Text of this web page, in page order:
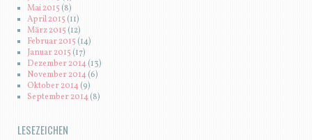
Mai 2015 (8)
April 2015 (11)
März 2015(12)
Februar 2015 (14)
Januar 2015 (17)
Dezember 2014(13)
November 2014(6)
Oktober 2014(9)
September 2014(8)
LESEZEICHEN